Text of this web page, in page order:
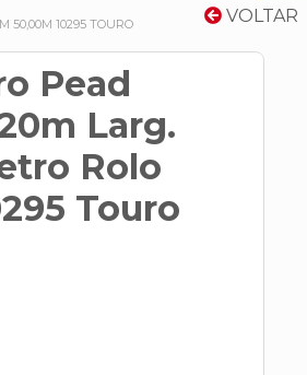
VOLTAR
50,00M 10295 TOURO
Pead
Larg.
Rolo
Touro